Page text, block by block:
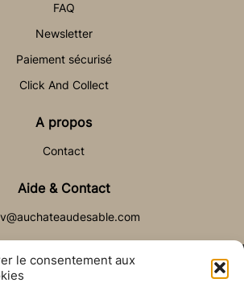
le consentement aux
FAQ
Newsletter
Paiement sécurisé
Click And Collect
A propos
Contact
Aide & Contact